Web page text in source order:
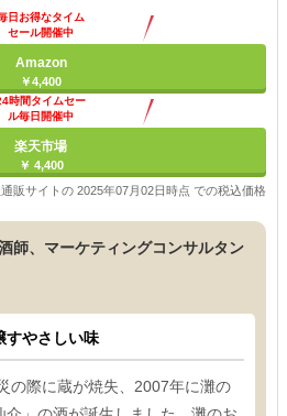
日お得なタイム
セール開催中
Amazon
￥4,400
時間タイムセー
ル毎日開催中
楽天市場
￥ 4,400
販サイトの 2025年07月02日時点 での税込価格
師、マーケティングコンサルタン
すやさしい味
の際に蔵が焼失、2007年に灘の